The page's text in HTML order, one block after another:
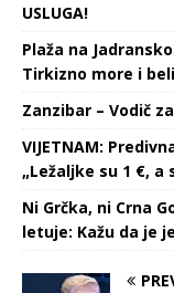
USLUGA!
Plaža na
Tirkizno more i
Zanzibar – Vodič
VIJETNAM:
„Ležaljke su 1 €,
Ni Grčka, ni Crna
letuje: Kažu da je